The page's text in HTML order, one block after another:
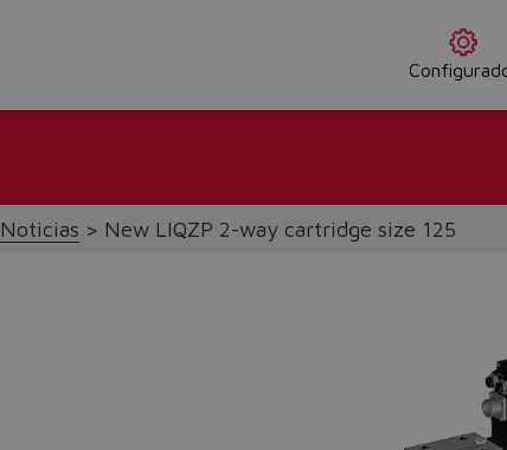
Noticias New LIQZP 2-way cartridge size 125